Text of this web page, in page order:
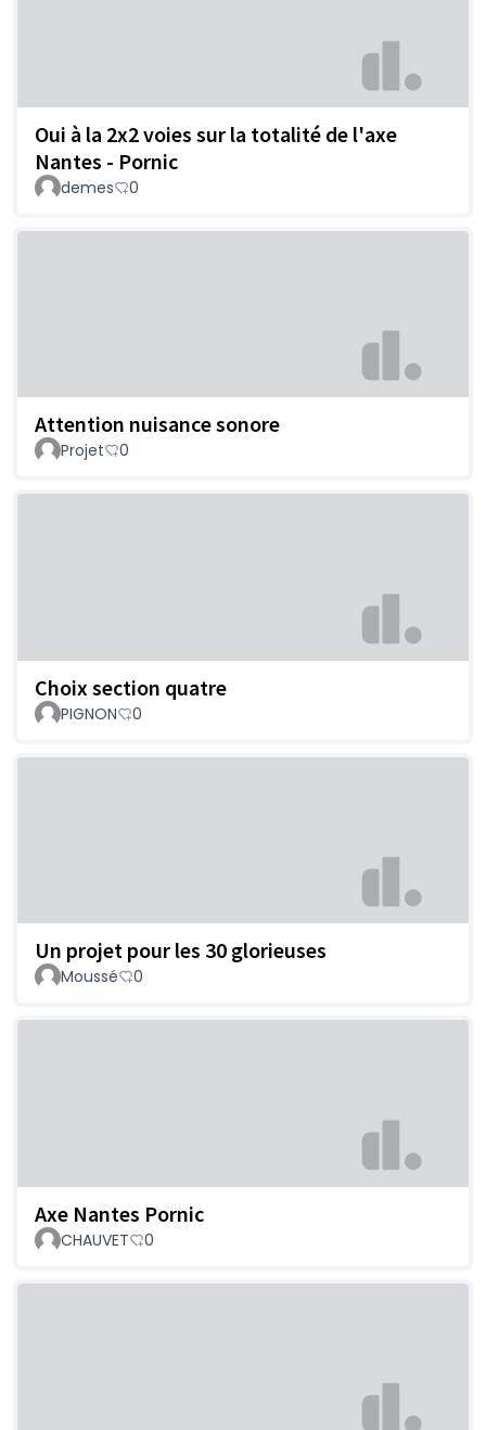
Oui à la 2x2 voies sur la totalité de l'axe
Nantes - Pornic
demes 0
Attention nuisance sonore
Projet 0
Choix section quatre
PIGNON 0
Un projet pour les 30 glorieuses
Moussé 0
Axe Nantes Pornic
CHAUVET 0